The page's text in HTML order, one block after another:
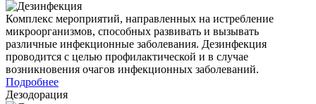
Комплекс мероприятий, направленных на истребление
микроорганизмов, способных развивать и вызывать
различные инфекционные заболевания. Дезинфекция
проводится с целью профилактической и в случае
возникновения очагов инфекционных заболеваний.
Подробнее
Дезодорация